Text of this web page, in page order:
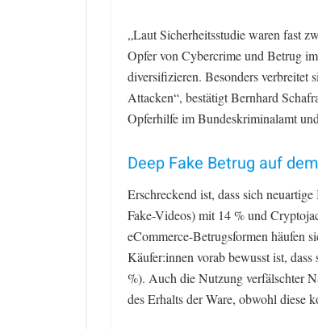
„Laut Sicherheitsstudie waren fast
Opfer von Cybercrime und Betrug
diversifizieren. Besonders
Attacken“, bestätigt Bernhard
Opferhilfe im Bundeskriminalamt
Deep Fake Betrug auf
Erschreckend ist, dass sich
Fake-Videos) mit 14 % und
eCommerce-Betrugsformen häufen
Käufer:innen vorab bewusst ist,
%). Auch die Nutzung verfälschter
des Erhalts der Ware, obwohl diese